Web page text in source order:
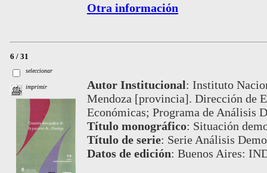
Otra información
6 / 31
seleccionar
imprimir Autor Institucional: Instituto
Mendoza [provincia]. Dirección de
Económicas; Programa de Análisis
Título monográfico: Situación
Título de serie: Serie Análisis
Datos de edición: Buenos Aires: